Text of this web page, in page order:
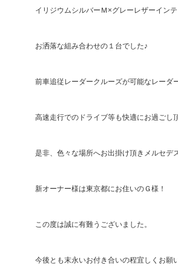
イリジウムシルバーＭ×グレーレザーインテ
お洒落な組み合わせの１台でした♪
前車追従レーダークルーズが可能なレーダ
高速走行でのドライブ等も快適にお過ごし
是非、色々な場所へお出掛け頂きメルセデ
新オーナー様は東京都にお住いのＧ様！
この度は誠に有難うございました。
今後とも末永いお付き合いの程宜しくお願